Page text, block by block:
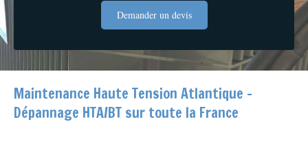
Demander un devis
Maintenance Haute Tension Atlantique -
Dépannage HTA/BT sur toute la France